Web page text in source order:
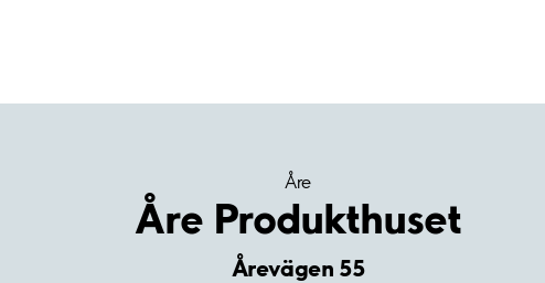
Åre
Åre Produkthuset
Årevägen 55